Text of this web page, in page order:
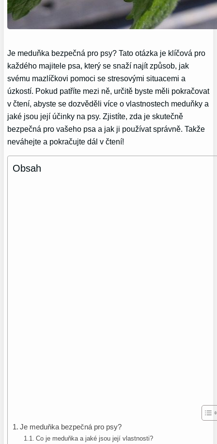
Je meduňka bezpečná pro psy? Tato otázka je klíčová pro
každého majitele psa, který se snaží najít způsob, jak
svému mazlíčkovi pomoci se stresovými situacemi a
úzkostí. Pokud patříte mezi ně, určitě byste měli pokračovat
v čtení, abyste se dozvěděli více o vlastnostech meduňky a
jaké jsou její účinky na psy. Zjistíte, zda je skutečně
bezpečná pro vašeho psa a jak ji používat správně. Takže
neváhejte a pokračujte dál v čtení!
Obsah
Je meduňka bezpečná pro psy?
Co je meduňka a jaké jsou její vlastnosti?